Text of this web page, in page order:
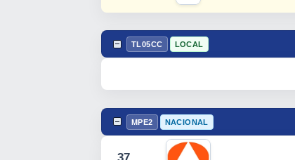
TL05CC LOCAL
MPE2 NACIONAL
37